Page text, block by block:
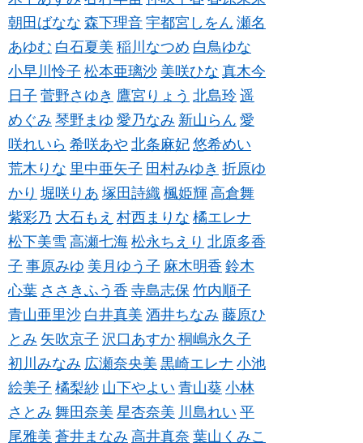
朝田ばなな 森下理音 宇都宮しをん 瀬名
あゆむ 白石夏美 稲川なつめ 白鳥ゆな
小早川怜子 松本亜璃沙 美咲ひな 真木今
日子 菅野さゆき 鷹宮りょう 北島玲 遥
めぐみ 琴野まゆ 愛乃なみ 新山らん 愛
咲れいら 希咲あや 北条麻妃 悠希めい
荒木りな 里中亜矢子 田村みゆき 折原ゆ
かり 堀咲りあ 塚田詩織 楓姫輝 高倉舞
紫彩乃 大石もえ 村西まりな 橘エレナ
松下美雪 高瀬七海 松永ちえり 北原多香
子 事原みゆ 美月ゆう子 麻木明香 鈴木
心葉 ささきふう香 寺島志保 竹内順子
青山亜里沙 白井真美 酒井ちなみ 藤原ひ
とみ 矢吹京子 沢口あすか 桐嶋永久子
初川みなみ 広瀬奈央美 黒崎エレナ 小池
絵美子 橘梨紗 山下やよい 青山葵 小林
さとみ 舞田奈美 星杏奈美 川島れい 平
尾雅美 蒼井まなみ 高井真奈 葉山くみこ